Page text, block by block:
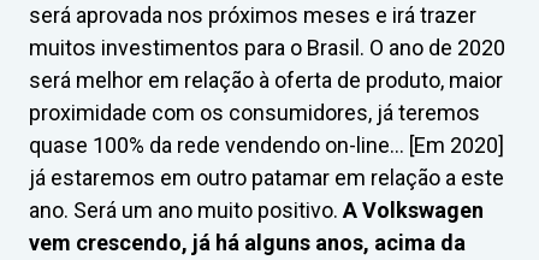
será aprovada nos próximos meses e irá trazer
muitos investimentos para o Brasil. O ano de 2020
será melhor em relação à oferta de produto, maior
proximidade com os consumidores, já teremos
quase 100% da rede vendendo on-line… [Em 2020]
já estaremos em outro patamar em relação a este
ano. Será um ano muito positivo. A Volkswagen
vem crescendo, já há alguns anos, acima da